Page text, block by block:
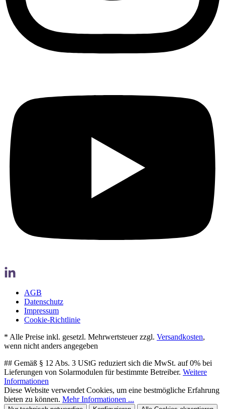
AGB
Datenschutz
Impressum
Cookie-Richtlinie
* Alle Preise inkl. gesetzl. Mehrwertsteuer zzgl. Versandkosten,
wenn nicht anders angegeben
## Gemäß § 12 Abs. 3 UStG reduziert sich die MwSt. auf 0% bei
Lieferungen von Solarmodulen für bestimmte Betreiber. Weitere
Informationen
Diese Website verwendet Cookies, um eine bestmögliche Erfahrung
bieten zu können. Mehr Informationen ...